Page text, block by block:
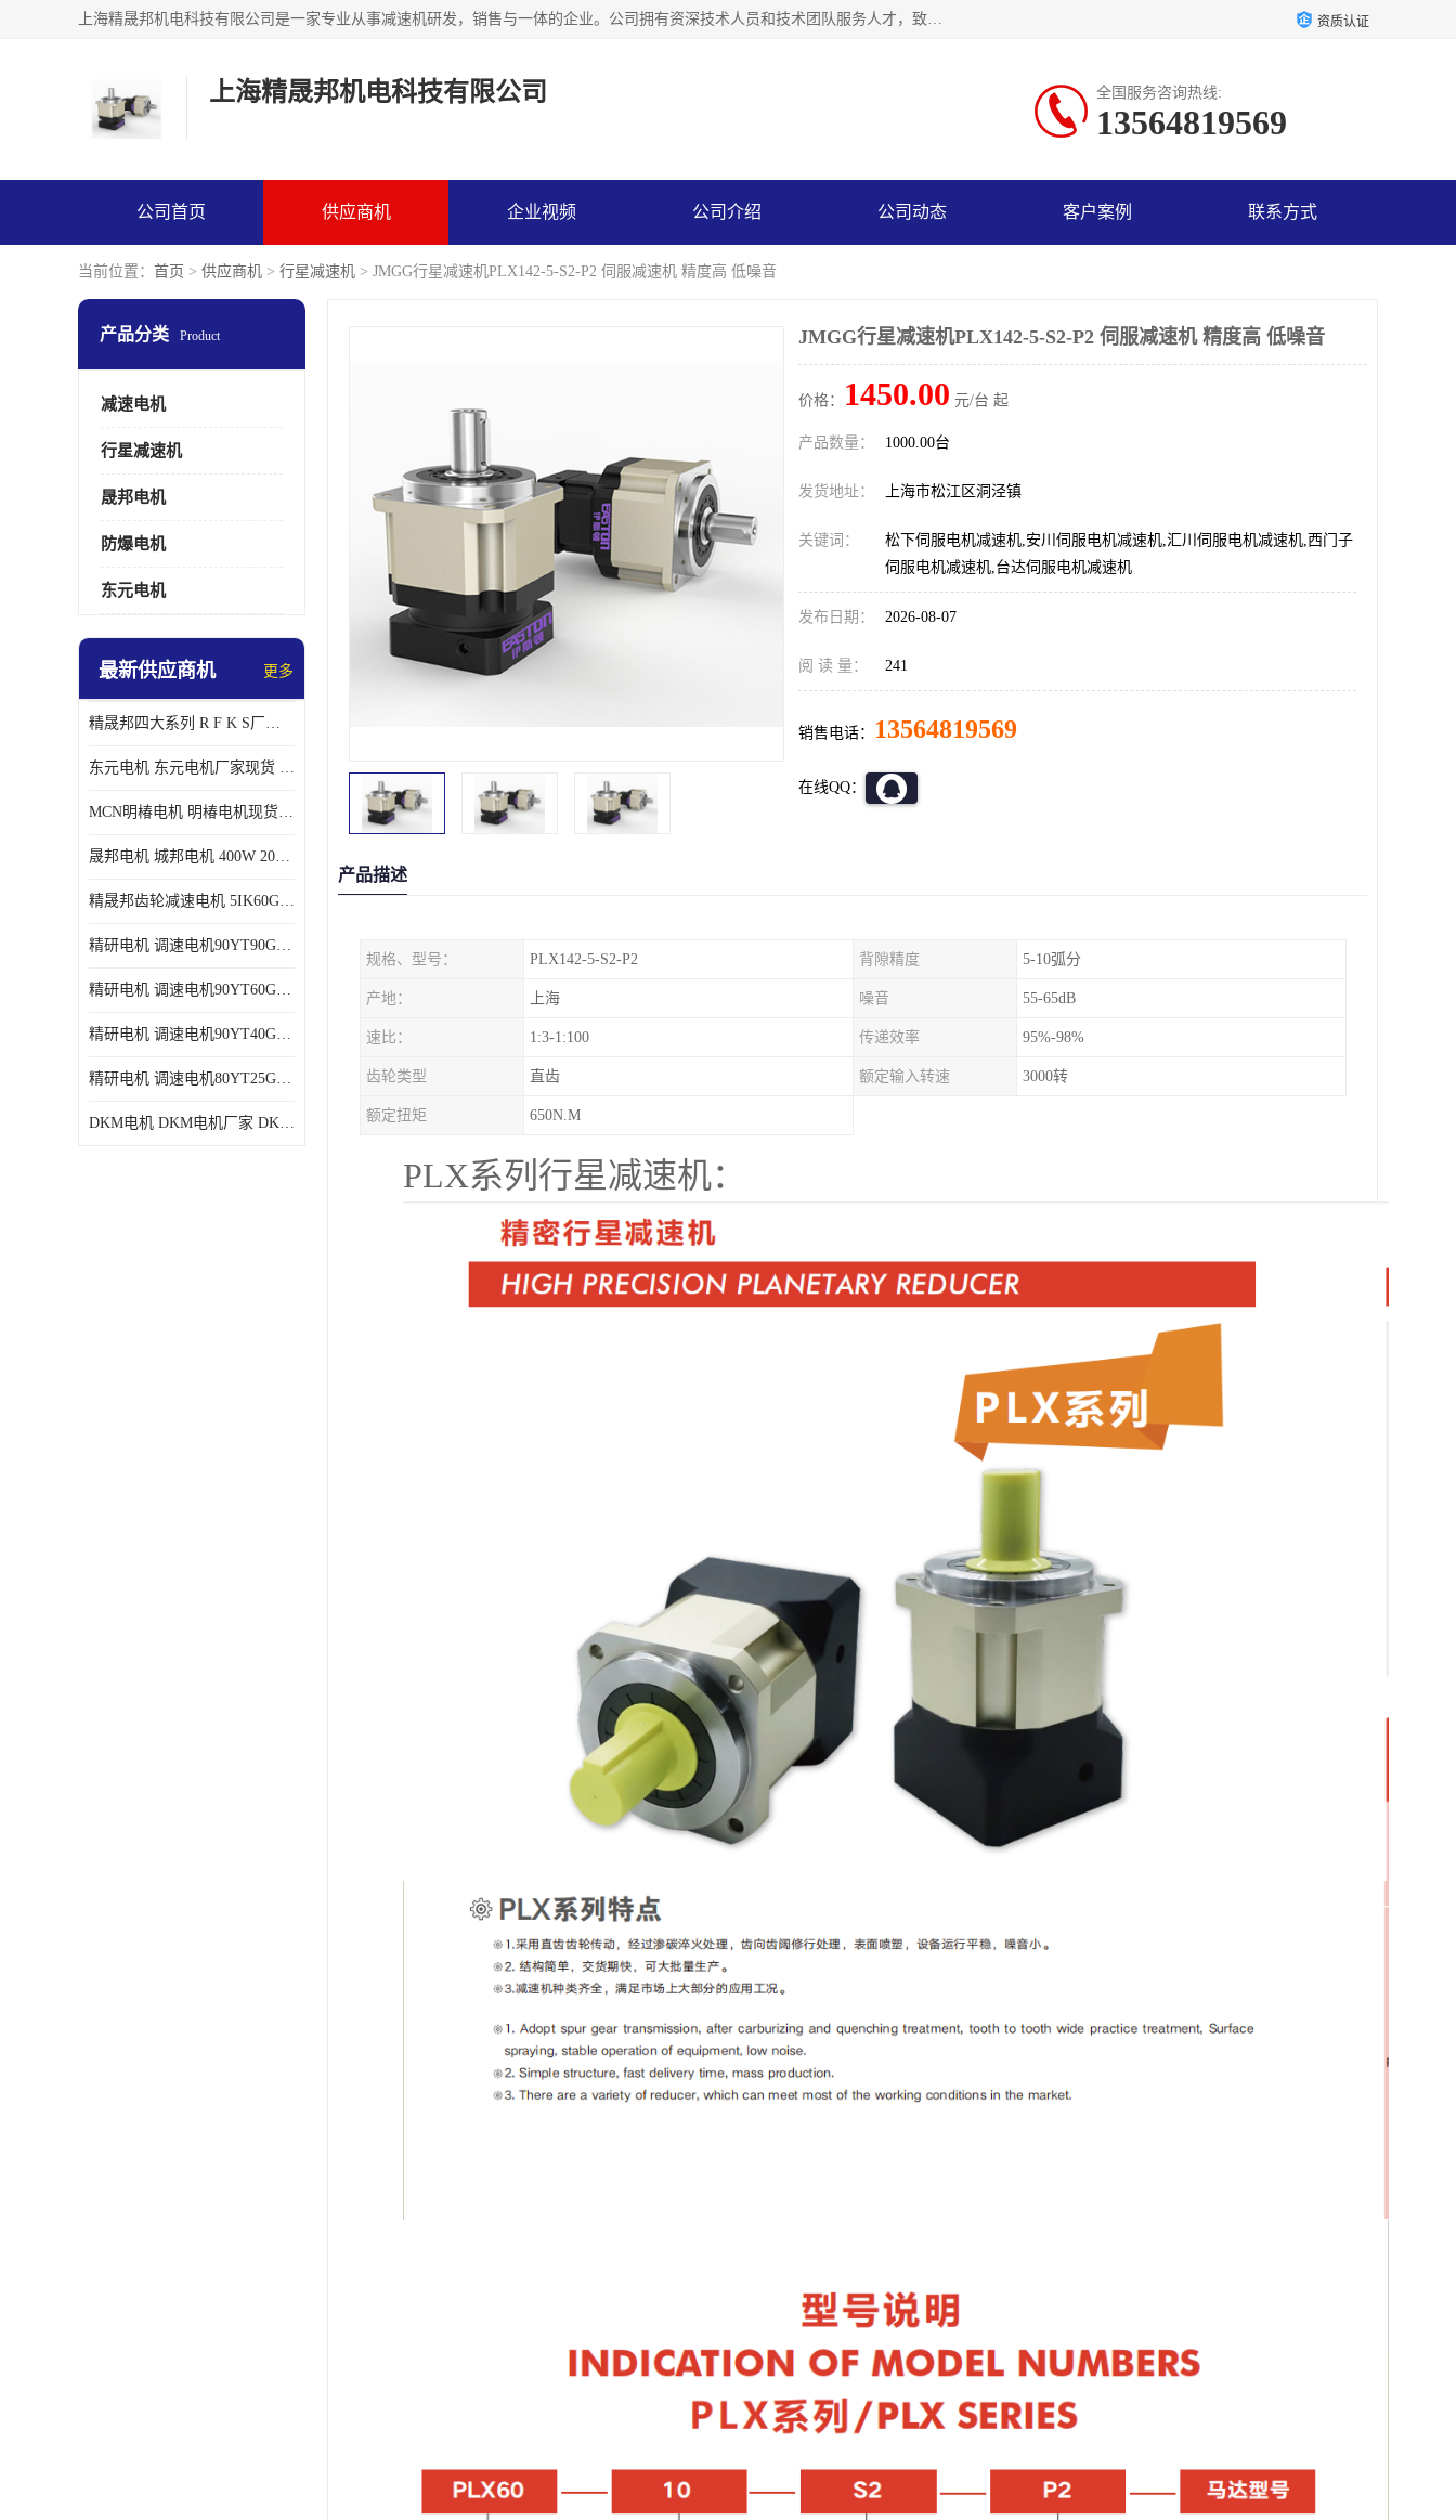
上海精晟邦机电科技有限公司是一家专业从事减速机研发，销售与一体的企业。公司拥有资深技术人员和技术团队服务人才，致力于为广大客户提供专业，细致的产品服务。主营产品有：中型减速电机，微型调速电机，精密行星减速机，蜗轮蜗杆减速机，RFKS四大系列减速机，SKM双曲面齿轮减速机，齿轮减速电机，行星减速机，防爆电机，变频器等系列；产品广泛用于汽车，船舶，能源，环保，包装，物流等领域，欢迎咨询。 资质认证
上海精晟邦机电科技有限公司 全国服务咨询热线:
13564819569
公司首页 供应商机 企业视频 公司介绍 公司动态 客户案例 联系方式
当前位置： 首页 > 供应商机 > 行星减速机 > JMGG行星减速机PLX142-5-S2-P2 伺服减速机 精度高 低噪音
产品分类 Product
减速电机
行星减速机
晟邦电机
防爆电机
东元电机
最新供应商机 更多
精晟邦四大系列 R F K S厂家现货 批发价格
东元电机 东元电机厂家现货 东元电机批发价格
MCN明椿电机 明椿电机现货 明椿电机批发价格
晟邦电机 城邦电机 400W 200W 库电机 德大库 臂电机
精晟邦齿轮减速电机 5IK60GU-CF/5IK60RGU-CF调速电机厂家现货批发价格
精研电机 调速电机90YT90GV22厂家现货批发价格
精研电机 调速电机90YT60GV22厂家现货批发价格
精研电机 调速电机90YT40GV22厂家现货批发价格
精研电机 调速电机80YT25GV22厂家现货批发价格
DKM电机 DKM电机厂家 DKM减速机现货批发价格
JMGG行星减速机PLX142-5-S2-P2 伺服减速机 精度高 低噪音
价格： 1450.00 元/台 起
产品数量： 1000.00台
发货地址： 上海市松江区洞泾镇
关键词：
松下伺服电机减速机,安川伺服电机减速机,汇川伺服电机减速机,西门子
伺服电机减速机,台达伺服电机减速机
发布日期： 2026-08-07
阅 读 量： 241
销售电话： 13564819569
在线QQ：
产品描述
规格、型号： PLX142-5-S2-P2 背隙精度 5-10弧分
产地： 上海 噪音 55-65dB
速比： 1:3-1:100 传递效率 95%-98%
齿轮类型 直齿 额定输入转速 3000转
额定扭矩 650N.M
PLX系列行星减速机：